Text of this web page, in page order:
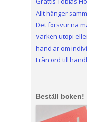
Allt hänger
Det försvunna
Varken utopi
handlar om
Från ord till
Beställ boken!